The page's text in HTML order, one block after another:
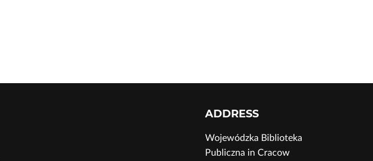
ADDRESS
Wojewódzka Biblioteka
Publiczna in Cracow